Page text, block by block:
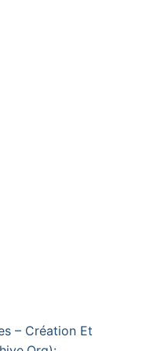
– Création Et